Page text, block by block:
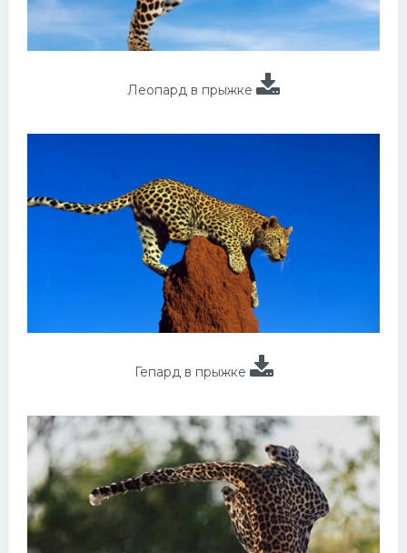
Леопард в прыжке
Гепард в прыжке